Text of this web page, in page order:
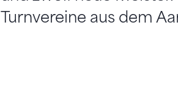
Turnvereine aus dem